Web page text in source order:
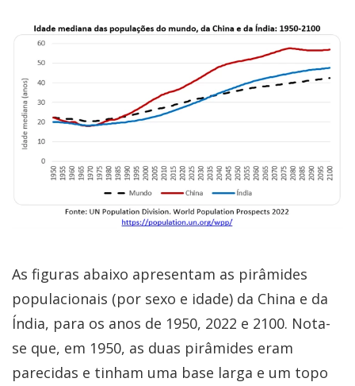
As figuras abaixo apresentam as pirâmides
populacionais (por sexo e idade) da China e da
Índia, para os anos de 1950, 2022 e 2100. Nota-
se que, em 1950, as duas pirâmides eram
parecidas e tinham uma base larga e um topo